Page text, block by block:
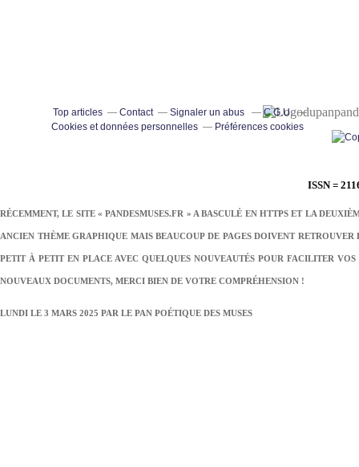
ISSN =
RÉCEMMENT, LE SITE « PANDESMUSES.FR » A BASCULÉ EN HTTPS ET LA
ANCIEN THÈME GRAPHIQUE MAIS BEAUCOUP DE PAGES DOIVENT
PETIT À PETIT EN PLACE AVEC QUELQUES NOUVEAUTÉS POUR FACILITER
NOUVEAUX DOCUMENTS, MERCI BIEN DE VOTRE COMPRÉHENSION !
LUNDI LE 3 MARS 2025 PAR LE PAN POÉTIQUE DES MUSES
Top articles Contact Signaler un abus
C.G.U.
Cookies et données personnelles
Préférences cookies